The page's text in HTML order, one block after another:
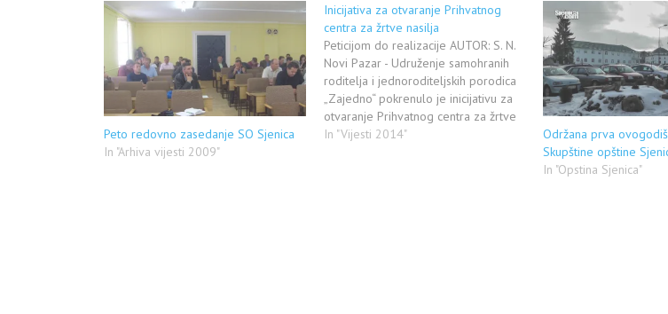
Peto redovno zasedanje SO Sjenica
In "Arhiva vijesti 2009"
Inicijativa za otvaranje Prihvatnog
centra za žrtve nasilja
Peticijom do realizacije AUTOR: S. N.
Novi Pazar - Udruženje samohranih
roditelja i jednoroditeljskih porodica
„Zajedno“ pokrenulo je inicijativu za
otvaranje Prihvatnog centra za žrtve
nasilja. Prvi korak ka tom cilju je
In "Vijesti 2014"
Održana prva
Skupštine opštine
In "Opstina Sjenica"